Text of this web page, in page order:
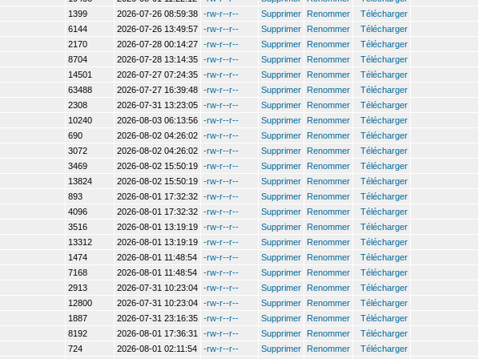
1399
2026-07-26 08:59:38 -rw-r--r-- Supprimer Renommer
Télécharger
6144
2026-07-26 13:49:57 -rw-r--r-- Supprimer Renommer
Télécharger
2170
2026-07-28 00:14:27 -rw-r--r-- Supprimer Renommer
Télécharger
8704
2026-07-28 13:14:35 -rw-r--r-- Supprimer Renommer
Télécharger
14501
2026-07-27 07:24:35 -rw-r--r-- Supprimer Renommer
Télécharger
63488
2026-07-27 16:39:48 -rw-r--r-- Supprimer Renommer
Télécharger
2308
2026-07-31 13:23:05 -rw-r--r-- Supprimer Renommer
Télécharger
10240
2026-08-03 06:13:56 -rw-r--r-- Supprimer Renommer
Télécharger
690
2026-08-02 04:26:02 -rw-r--r-- Supprimer Renommer
Télécharger
3072
2026-08-02 04:26:02 -rw-r--r-- Supprimer Renommer
Télécharger
3469
2026-08-02 15:50:19 -rw-r--r-- Supprimer Renommer
Télécharger
13824
2026-08-02 15:50:19 -rw-r--r-- Supprimer Renommer
Télécharger
893
2026-08-01 17:32:32 -rw-r--r-- Supprimer Renommer
Télécharger
4096
2026-08-01 17:32:32 -rw-r--r-- Supprimer Renommer
Télécharger
3516
2026-08-01 13:19:19 -rw-r--r-- Supprimer Renommer
Télécharger
13312
2026-08-01 13:19:19 -rw-r--r-- Supprimer Renommer
Télécharger
1474
2026-08-01 11:48:54 -rw-r--r-- Supprimer Renommer
Télécharger
7168
2026-08-01 11:48:54 -rw-r--r-- Supprimer Renommer
Télécharger
2913
2026-07-31 10:23:04 -rw-r--r-- Supprimer Renommer
Télécharger
12800
2026-07-31 10:23:04 -rw-r--r-- Supprimer Renommer
Télécharger
1887
2026-07-31 23:16:35 -rw-r--r-- Supprimer Renommer
Télécharger
8192
2026-08-01 17:36:31 -rw-r--r-- Supprimer Renommer
Télécharger
724
2026-08-01 02:11:54 -rw-r--r-- Supprimer Renommer Télécharger